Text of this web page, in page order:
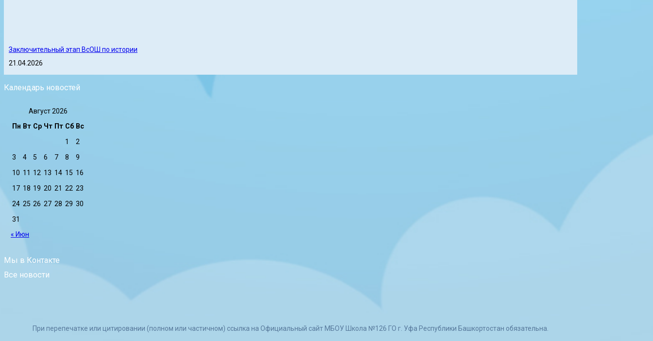
Заключительный этап ВсОШ по истории
21.04.2026
Календарь новостей
Август 2026
Пн Вт Ср Чт Пт Сб Вс
1
2
3
4 5 6 7 8
9
10 11 12 13 14 15 16
17 18 19 20 21 22 23
24 25 26 27 28 29 30
31
« Июн
Мы в Контакте
Все новости
При перепечатке или цитировании (полном или частичном) ссылка на Официальный сайт МБОУ Школа №126 ГО г. Уфа Республики Башкортостан обязательна.